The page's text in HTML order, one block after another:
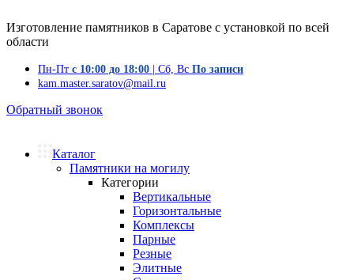
Изготовление памятников в Саратове с установкой по всей
области
Пн-Пт с 10:00 до 18:00 | Сб, Вс По записи
kam.master.saratov@mail.ru
Обратный звонок
Каталог
Памятники на могилу
Категории
Вертикальные
Горизонтальные
Комплексы
Парные
Резные
Элитные